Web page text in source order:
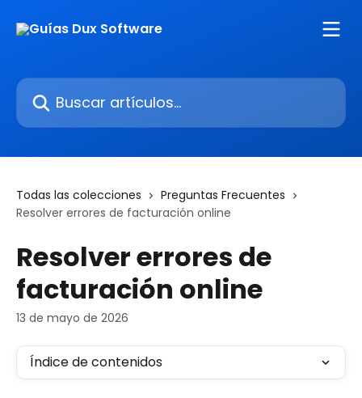
Buscar artículos...
Todas las colecciones
Preguntas Frecuentes
Resolver errores de facturación online
Resolver errores de
facturación online
13 de mayo de 2026
Índice de contenidos